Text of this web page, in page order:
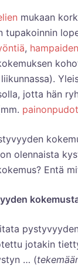
mukaan
tupakoinnin
,
jotta hän
olennaista
Entä
jotakin
… (